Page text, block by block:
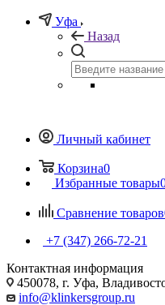
Уфа
Назад
Личный кабинет
Корзина0
Избранные товары
Сравнение товаров
+7 (347) 266-72-21
Контактная информация
450078, г. Уфа,
info@klinkersgroup.ru